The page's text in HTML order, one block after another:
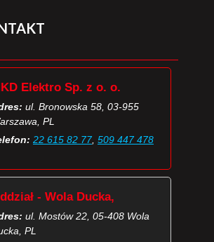
Elektro Sp. z o. o.
ul. Bronowska 58, 03-955
PL
22 615 82 77, 509 447 478
- Wola Ducka,
ul. Mostów 22, 05-408 Wola
PL